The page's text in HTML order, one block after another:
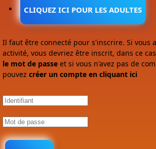
CLIQUEZ ICI POUR LES ADULTES
Il faut être connecté pour s'inscrire. Si vous
activité, vous devriez être inscrit, dans ce cas
le mot de passe et si vous n'avez pas de
pouvez créer un compte en cliquant ici